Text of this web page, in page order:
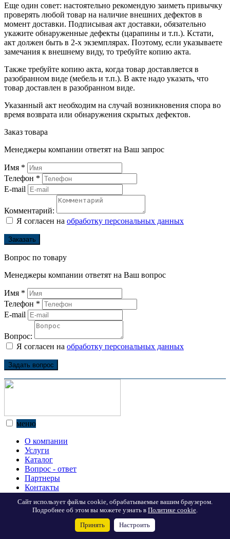
Еще один совет: настоятельно рекомендую заиметь привычку
проверять любой товар на наличие внешних дефектов в
момент доставки. Подписывая акт доставки, обязательно
укажите обнаруженные дефекты (царапины и т.п.). Кстати,
акт должен быть в 2-х экземплярах. Поэтому, если указываете
замечания к внешнему виду, то требуйте копию акта.
Также требуйте копию акта, когда товар доставляется в
разобранном виде (мебель и т.п.). В акте надо указать, что
товар доставлен в разобранном виде.
Указанный акт необходим на случай возникновения спора во
время возврата или обнаружения скрытых дефектов.
Заказ товара
Менеджеры компании ответят на Ваш запрос
Имя *
Телефон *
E-mail
Комментарий:
Я согласен на обработку персональных данных
Заказать
Вопрос по товару
Менеджеры компании ответят на Ваш вопрос
Имя *
Телефон *
E-mail
Вопрос:
Я согласен на обработку персональных данных
Задать вопрос
меню
О компании
Услуги
Каталог
Вопрос - ответ
Партнеры
Контакты
Наш адрес:
г. Екатеринбург, ул. Ткачей, 23, офис 1302
Сайт использует файлы cookie, обрабатываемые вашим браузером.
Подробнее об этом вы можете узнать в Политике cookie.
Принять Настроить